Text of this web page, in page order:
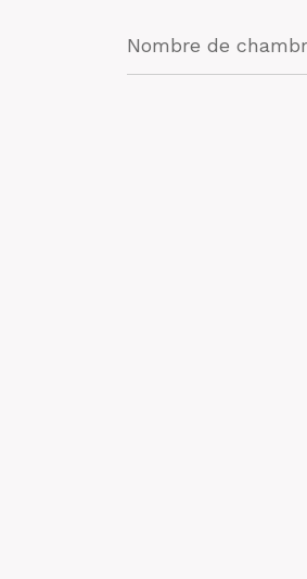
de
chambres
maximum